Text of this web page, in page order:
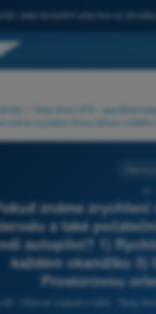
vaše kompletní příprava na
Testy drony STS - specifická
známe
a také
autopilot? 1)
každém okamžiku 3)
Prostorovou
35 - Obecné znalosti o UAS - Testy